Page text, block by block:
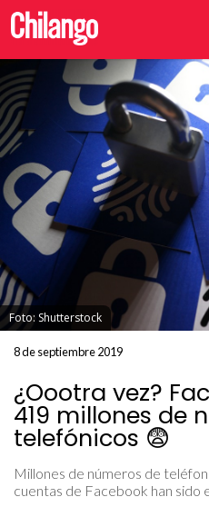
Foto: Shutterstock
8 de septiembre 2019
¿Oootra vez?
419 millones de
telefónicos 😨
Millones de números de
cuentas de Facebook han sido